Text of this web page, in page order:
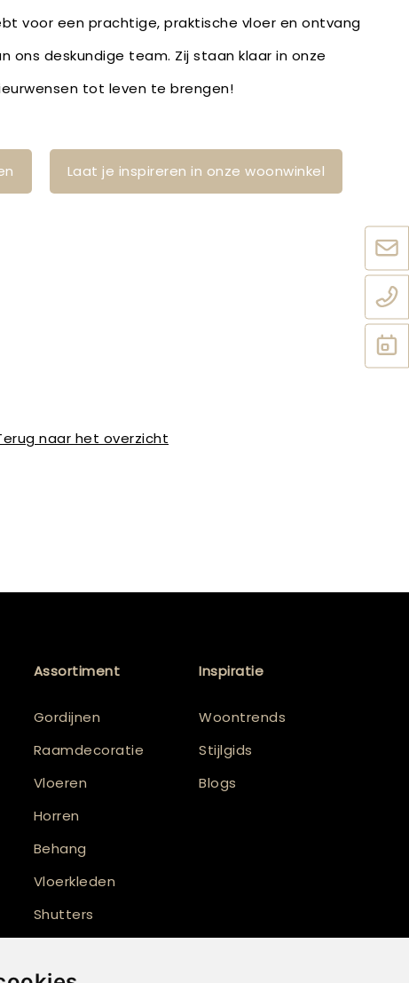
voor een prachtige, praktische vloer en ontvang
ons deskundige team. Zij staan klaar in onze
tot leven te brengen!
Laat je inspireren in onze woonwinkel
naar het overzicht
Assortiment
Gordijnen
Raamdecoratie
Vloeren
Horren
Behang
Vloerkleden
Shutters
Inspiratie
Woontrends
Stijlgids
Blogs